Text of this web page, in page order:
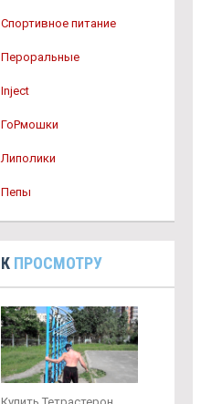
Спортивное питание
Пероральные
Inject
ГоРмошки
Липолики
Пепы
К ПРОСМОТРУ